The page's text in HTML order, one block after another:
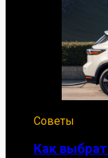
Советы
Как